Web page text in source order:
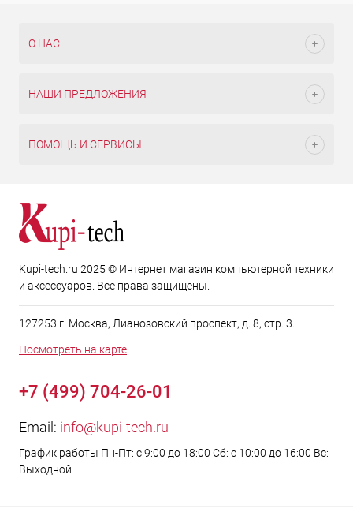
О НАС
НАШИ ПРЕДЛОЖЕНИЯ
ПОМОЩЬ И СЕРВИСЫ
Kupi-tech.ru 2025 © Интернет магазин компьютерной техники
и аксессуаров. Все права защищены.
127253 г. Москва, Лианозовский проспект, д. 8, стр. 3.
Посмотреть на карте
+7 (499) 704-26-01
Email: info@kupi-tech.ru
График работы Пн-Пт: с 9:00 до 18:00 Сб: с 10:00 до 16:00 Вс:
Выходной